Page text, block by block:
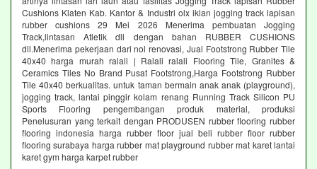
Cushions Klaten Kab. Kantor & Industri olx iklan jogging track lapisan
rubber cushions 29 Mei 2026 Menerima pembuatan Jogging
Track,lintasan Atletik dll dengan bahan RUBBER CUSHIONS
dll.Menerima pekerjaan dari nol renovasi, Jual Footstrong Rubber Tile
40x40 harga murah ralali | Ralali ralali Flooring Tile, Granites &
Ceramics Tiles No Brand Pusat Footstrong,Harga Footstrong Rubber
Tile 40x40 berkualitas. untuk taman bermain anak anak (playground),
jogging track, lantai pinggir kolam renang Running Track Silicon PU
Sports Flooring pengembangan produk material, produksi
Penelusuran yang terkait dengan PRODUSEN rubber flooring rubber
flooring indonesia harga rubber floor jual beli rubber floor rubber
flooring surabaya harga rubber mat playground rubber mat karet lantai
karet gym harga karpet rubber